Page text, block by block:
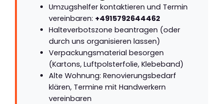
Umzugshelfer kontaktieren und Termin
vereinbaren: +4915792644462
Halteverbotszone beantragen (oder
durch uns organisieren lassen)
Verpackungsmaterial besorgen
(Kartons, Luftpolsterfolie, Klebeband)
Alte Wohnung: Renovierungsbedarf
klären, Termine mit Handwerkern
vereinbaren